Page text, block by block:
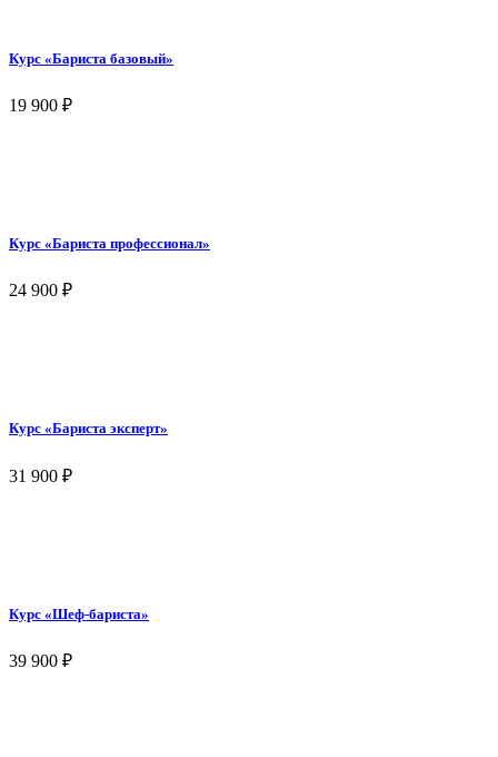
Курс «Бариста базовый»
19 900 ₽
Курс «Бариста профессионал»
24 900 ₽
Курс «Бариста эксперт»
31 900 ₽
Курс «Шеф-бариста»
39 900 ₽